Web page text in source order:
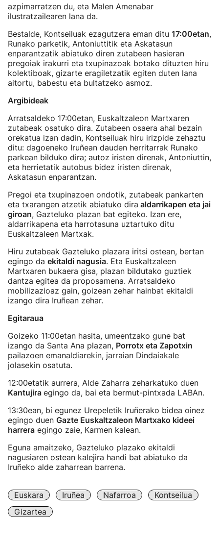
azpimarratzen du, eta Malen Amenabar
ilustratzailearen lana da.
Bestalde, Kontseiluak ezagutzera eman ditu 17:00etan,
Runako parketik, Antoniuttitik eta Askatasun
enparantzatik abiatuko diren zutabeen hasieran
pregoiak irakurri eta txupinazoak botako dituzten hiru
kolektiboak, gizarte eragiletzatik egiten duten lana
aitortu, babestu eta bultatzeko asmoz.
Argibideak
Arratsaldeko 17:00etan, Euskaltzaleon Martxaren
zutabeak osatuko dira. Zutabeen osaera ahal bezain
orekatua izan dadin, Kontseiluak hiru irizpide zehaztu
ditu: dagoeneko Iruñean dauden herritarrak Runako
parkean bilduko dira; autoz iristen direnak, Antoniuttin,
eta herrietatik autobus bidez iristen direnak,
Askatasun enparantzan.
Pregoi eta txupinazoen ondotik, zutabeak pankarten
eta txarangen atzetik abiatuko dira aldarrikapen eta jai
giroan, Gazteluko plazan bat egiteko. Izan ere,
aldarrikapena eta harrotasuna uztartuko ditu
Euskaltzaleen Martxak.
Hiru zutabeak Gazteluko plazara iritsi ostean, bertan
egingo da ekitaldi nagusia. Eta Euskaltzaleen
Martxaren bukaera gisa, plazan bildutako guztiek
dantza egitea da proposamena. Arratsaldeko
mobilizazioaz gain, goizean zehar hainbat ekitaldi
izango dira Iruñean zehar.
Egitaraua
Goizeko 11:00etan hasita, umeentzako gune bat
izango da Santa Ana plazan, Porrotx eta Zapotxin
pailazoen emanaldiarekin, jarraian Dindaiakale
jolasekin osatuta.
12:00etatik aurrera, Alde Zaharra zeharkatuko duen
Kantujira egingo da, bai eta bermut-pintxada LABAn.
13:30ean, bi egunez Urepeletik Iruñerako bidea oinez
egingo duen Gazte Euskaltzaleon Martxako kideei
harrera egingo zaie, Karmen kalean.
Eguna amaitzeko, Gazteluko plazako ekitaldi
nagusiaren ostean kalejira handi bat abiatuko da
Iruñeko alde zaharrean barrena.
Euskara Iruñea Nafarroa
Kontseilua
Gizartea